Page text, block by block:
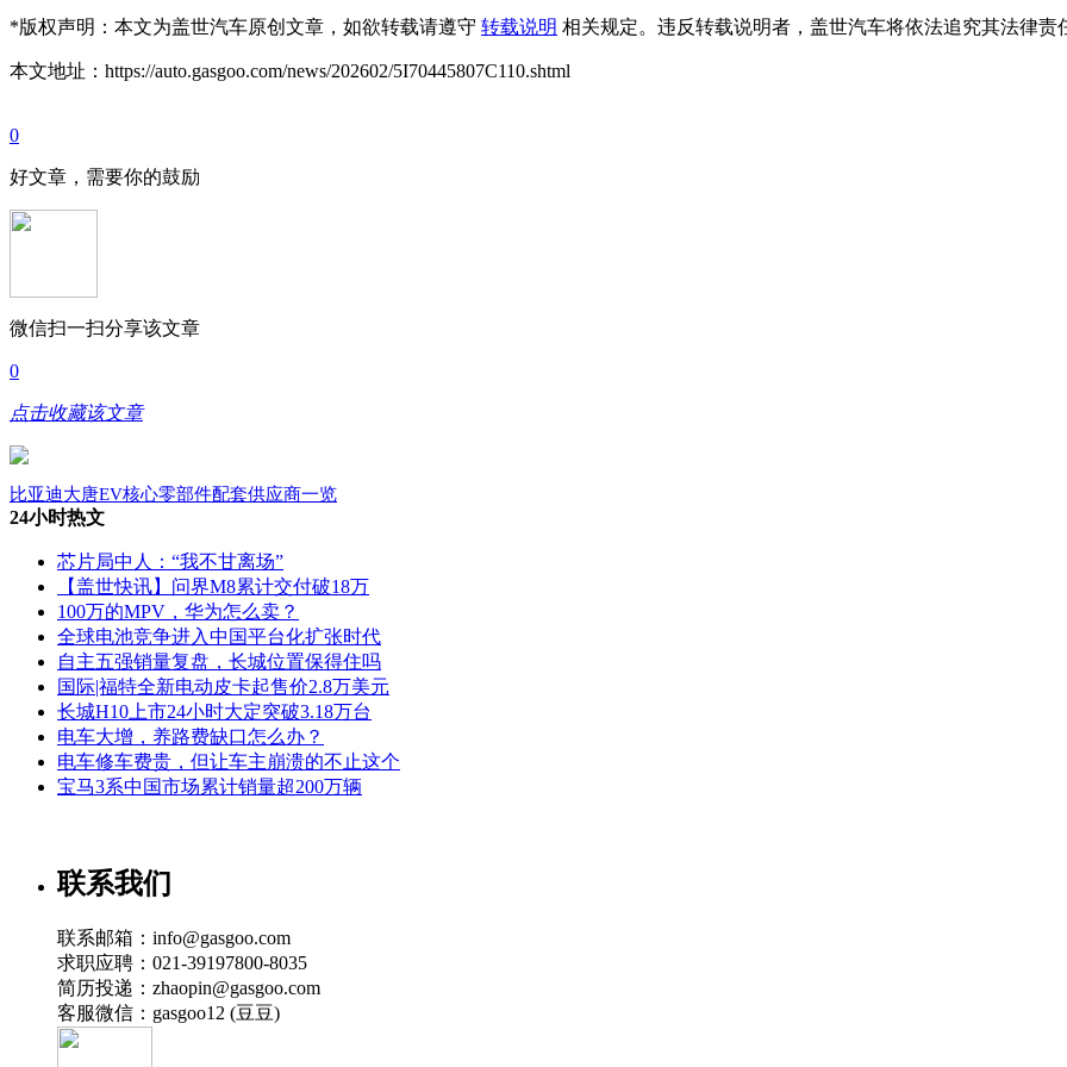
*版权声明：本文为盖世汽车原创文章，如欲转载请遵守 转载说明 相关规定。违反转载说明者，盖世汽车将依法追究其法律责
本文地址：https://auto.gasgoo.com/news/202602/5I70445807C110.shtml
0
好文章，需要你的鼓励
微信扫一扫分享该文章
0
点击收藏该文章
比亚迪大唐EV核心零部件配套供应商一览
24小时热文
芯片局中人：“我不甘离场”
【盖世快讯】问界M8累计交付破18万
100万的MPV，华为怎么卖？
全球电池竞争进入中国平台化扩张时代
自主五强销量复盘，长城位置保得住吗
国际|福特全新电动皮卡起售价2.8万美元
长城H10上市24小时大定突破3.18万台
电车大增，养路费缺口怎么办？
电车修车费贵，但让车主崩溃的不止这个
宝马3系中国市场累计销量超200万辆
联系我们
联系邮箱：info@gasgoo.com
求职应聘：021-39197800-8035
简历投递：zhaopin@gasgoo.com
客服微信：gasgoo12 (豆豆)